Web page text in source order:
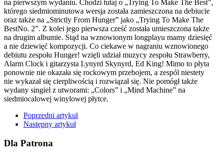
na pierwszym wydaniu. Chodzi tutaj o „Trying To Make The Best”,
którego siedmiominutowa wersja została zamieszczona na debiucie
oraz także na „Strictly From Hunger” jako „Trying To Make The
BestNo. 2”. Z kolei jego pierwsza cześć została umieszczona także
na drugim albumie. Stąd na wznowionym longplayu mamy dziesięć
a nie dziewięć kompozycji. Co ciekawe w nagraniu wznowionego
debiutu zespołu Hunger! wzięli udział muzycy zespołu Strawberry,
Alarm Clock i gitarzysta Lynyrd Skynyrd, Ed King! Mimo to płyta
ponownie nie okazała się rockowym przebojem, a zespól niestety
nie wykazał się cierpliwością i rozwiązał się. Nie pomógł także
wydany singiel z utworami: „Colors” i „Mind Machine” na
siedmiocalowej winylowej płytce.
Poprzedni artykuł
Następny artykuł
Dla Patrona